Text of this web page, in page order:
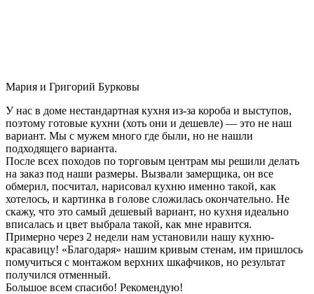
Мария и Григорий Бурковы
У нас в доме нестандартная кухня из-за короба и выступов,
поэтому готовые кухни (хоть они и дешевле) — это не наш
вариант. Мы с мужем много где были, но не нашли
подходящего варианта.
После всех походов по торговым центрам мы решили делать
на заказ под наши размеры. Вызвали замерщика, он все
обмерил, посчитал, нарисовал кухню именно такой, как
хотелось, и картинка в голове сложилась окончательно. Не
скажу, что это самый дешевый вариант, но кухня идеально
вписалась и цвет выбрала такой, как мне нравится.
Примерно через 2 недели нам установили нашу кухню-
красавицу! «Благодаря» нашим кривым стенам, им пришлось
помучиться с монтажом верхних шкафчиков, но результат
получился отменный.
Большое всем спасибо! Рекомендую!